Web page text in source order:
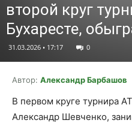
второй круг
Бухаресте,
31.03.2026 • 17:17 0
Автор: Александр Барбашов
В первом круге турнира
Александр Шевченко,